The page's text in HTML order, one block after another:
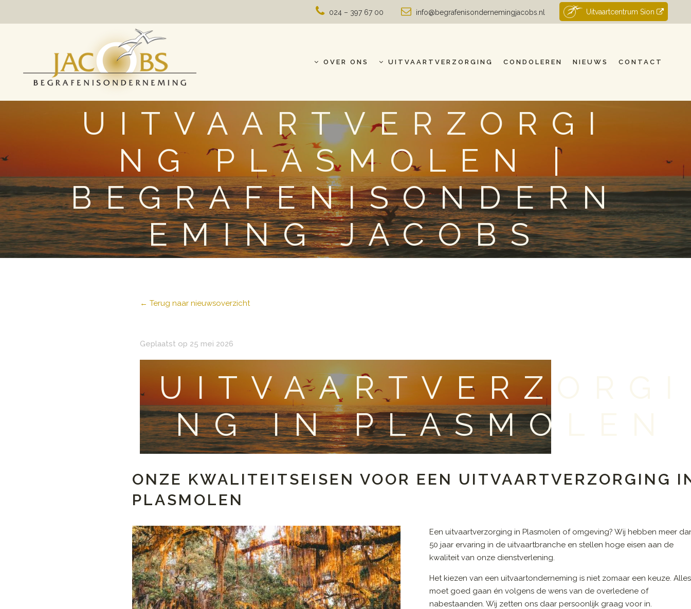
024 – 397 67 00 info@begrafenisondernemingjacobs.nl Uitvaartcentrum Sion
OVER ONS UITVAARTVERZORGING CONDOLEREN NIEUWS CONTACT
UITVAARTVERZORGI
NG PLASMOLEN |
BEGRAFENISONDERN
EMING JACOBS
← Terug naar nieuwsoverzicht
Geplaatst op 25 mei 2026
UITVAARTVERZORGI
NG IN PLASMOLEN
ONZE KWALITEITSEISEN VOOR EEN UITVAARTVERZORGING
PLASMOLEN
Een uitvaartverzorging in Plasmolen of omgeving? Wij hebben meer
50 jaar ervaring in de uitvaartbranche en stellen hoge eisen aan de
kwaliteit van onze dienstverlening.
Het kiezen van een uitvaartonderneming is niet zomaar een keuze. Alles
moet goed gaan én volgens de wens van de overledene of
nabestaanden. Wij zetten ons daar persoonlijk graag voor in.